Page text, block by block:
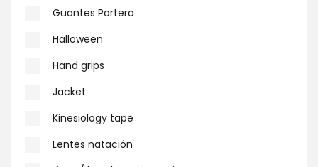
Guantes Portero
Halloween
Hand grips
Jacket
Kinesiology tape
Lentes natación